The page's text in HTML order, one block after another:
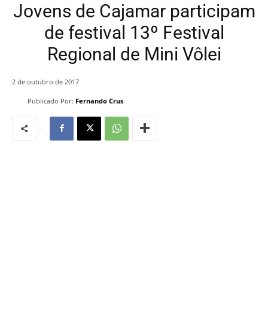
Jovens de Cajamar participam
de festival 13º Festival
Regional de Mini Vôlei
Publicado Por: Fernando Crus
2 de outubro de 2017